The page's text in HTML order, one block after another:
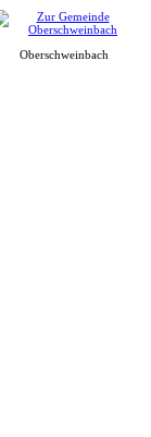
Oberschweinbach